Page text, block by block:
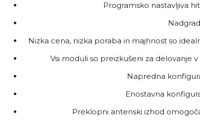
Programsko nastavljiva
Nizka cena, nizka poraba in majhnost so
Vsi moduli so preizkušeni za delovanje
Napredna
Enostavna
Preklopni antenski izhod